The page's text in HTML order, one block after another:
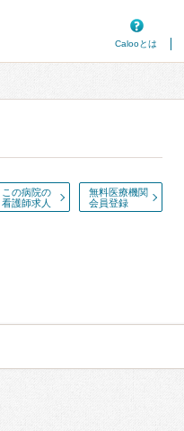
Calooとは
この病院の
看護師求人
無料医療機関
会員登録